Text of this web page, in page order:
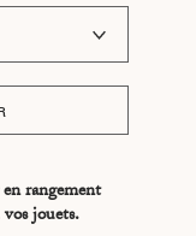
rangement
jouets.